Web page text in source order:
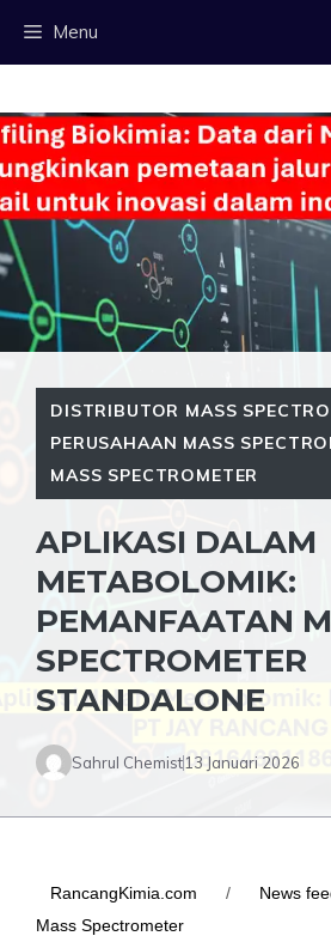
Menu
DISTRIBUTOR MASS
PERUSAHAAN MASS
MASS SPECTROMETER
APLIKASI DALAM
METABOLOMIK:
PEMANFAATAN
SPECTROMETER
STANDALONE
Sahrul Chemist13 Januari 2026
RancangKimia.com / News
Mass Spectrometer